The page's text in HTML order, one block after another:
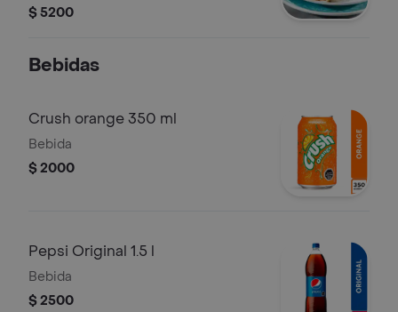
$ 5200
Bebidas
Crush orange 350 ml
Bebida
$ 2000
Pepsi Original 1.5 l
Bebida
$ 2500